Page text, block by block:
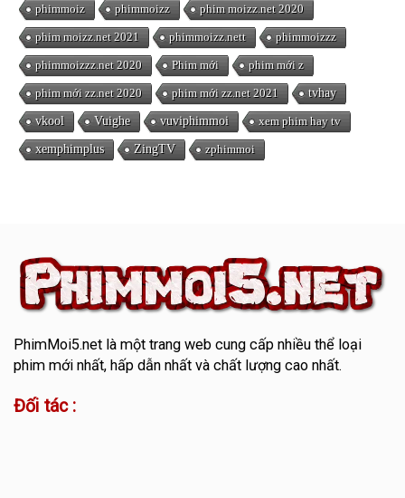
phimmoiz phimmoizz phim moizz.net 2020
phim moizz.net 2021 phimmoizz.nett phimmoizzz
phimmoizzz.net 2020 Phim mới phim mới z
phim mới zz.net 2020 phim mới zz.net 2021 tvhay
vkool Vuighe vuviphimmoi xem phim hay tv
xemphimplus ZingTV zphimmoi
PhimMoi5.netlà một trang web cung cấp nhiều thể loại
phim mới nhất, hấp dẫn nhất và chất lượng cao nhất.
Đối tác :